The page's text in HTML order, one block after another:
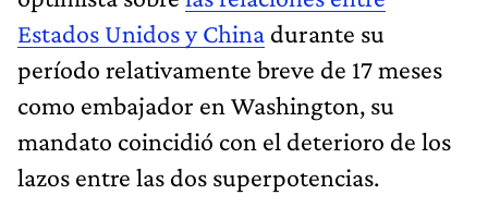
Estados Unidos y China durante su
período relativamente breve de 17 meses
como embajador en Washington, su
mandato coincidió con el deterioro de los
lazos entre las dos superpotencias.